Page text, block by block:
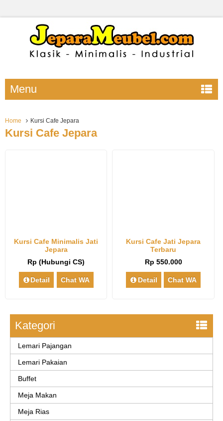
Menu
Home Kursi Cafe Jepara
Kursi Cafe Jepara
Kursi Cafe Minimalis Jati
Jepara
Rp (Hubungi CS)
Detail Chat WA
Kursi Cafe Jati Jepara
Terbaru
Rp 550.000
Detail Chat WA
Kategori
Lemari Pajangan
Lemari Pakaian
Buffet
Meja Makan
Meja Rias